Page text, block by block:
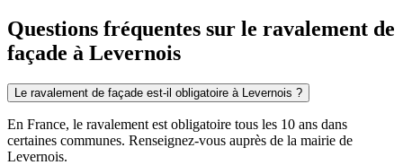
Questions fréquentes sur le ravalement de
façade à Levernois
Le ravalement de façade est-il obligatoire à Levernois ?
En France, le ravalement est obligatoire tous les 10 ans dans
certaines communes. Renseignez-vous auprès de la mairie de
Levernois.